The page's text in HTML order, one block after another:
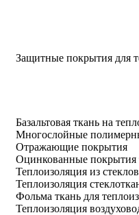
Защитные покрытия для
Базальтовая ткань на
Многослойные
Отражающие покрытия
Оцинкованные покрытия
Теплоизоляция из
Теплоизоляция
Фольма ткань для
Теплоизоляция